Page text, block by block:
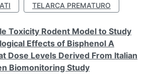
TELARCA PREMATURO
Toxicity Rodent Model to Study
Effects of Bisphenol A
Dose Levels Derived From Italian
Biomonitoring Study